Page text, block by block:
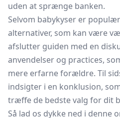
uden at sprænge banken.
Selvom babykyser er
alternativer, som kan være
afslutter guiden med en
anvendelser og practices,
mere erfarne forældre. Til
indsigter i en konklusion,
træffe de bedste valg for dit
Så lad os dykke ned i denne